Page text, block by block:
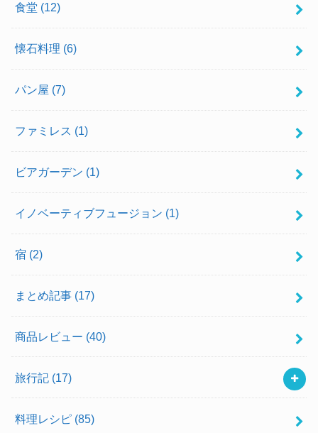
食堂 (12)
懐石料理 (6)
パン屋 (7)
ファミレス (1)
ビアガーデン (1)
イノベーティブフュージョン (1)
宿 (2)
まとめ記事 (17)
商品レビュー (40)
旅行記 (17)
料理レシピ (85)